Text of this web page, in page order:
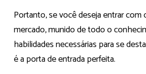
Portanto, se você deseja entrar
mercado, munido de todo o
habilidades necessárias para se
é a porta de entrada perfeita.